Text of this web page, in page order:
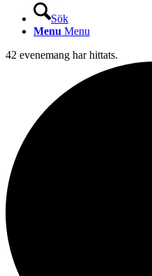
Sök
Menu Menu
42 evenemang har hittats.